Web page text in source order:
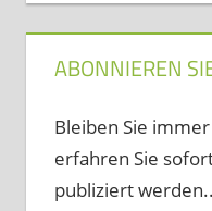
ABONNIEREN
Bleiben Sie
erfahren Sie
publiziert